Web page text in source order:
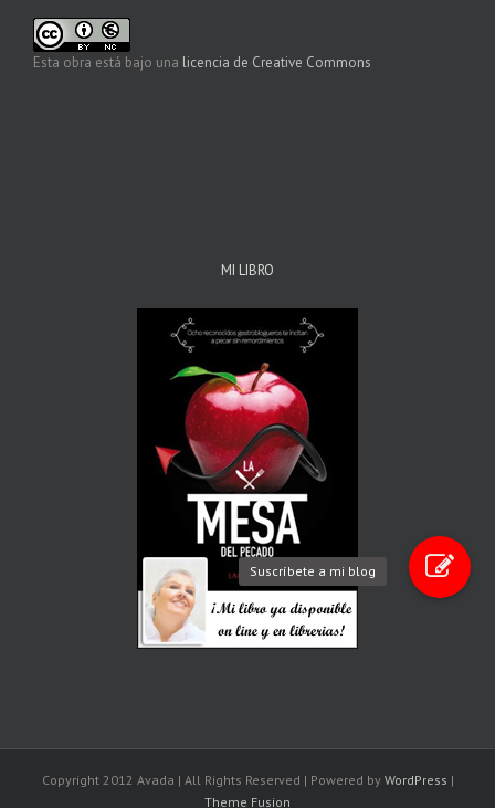
Esta obra está bajo una licencia de Creative Commons
MI LIBRO
Copyright 2012 Avada | All Rights Reserved | Powered by WordPress |
Theme Fusion
Suscríbete a mi blog